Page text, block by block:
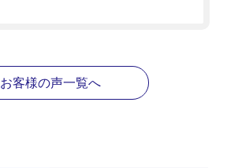
お客様の声一覧へ